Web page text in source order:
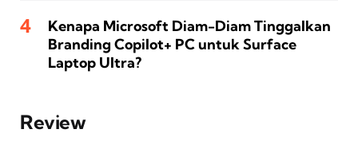
Kenapa Microsoft Diam-Diam Tinggalkan
Branding Copilot+ PC untuk Surface
Laptop Ultra?
Review